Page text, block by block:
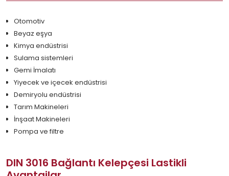
Otomotiv
Beyaz eşya
Kimya endüstrisi
Sulama sistemleri
Gemi İmalatı
Yiyecek ve içecek endüstrisi
Demiryolu endüstrisi
Tarım Makineleri
İnşaat Makineleri
Pompa ve filtre
DIN 3016 Bağlantı Kelepçesi Lastikli